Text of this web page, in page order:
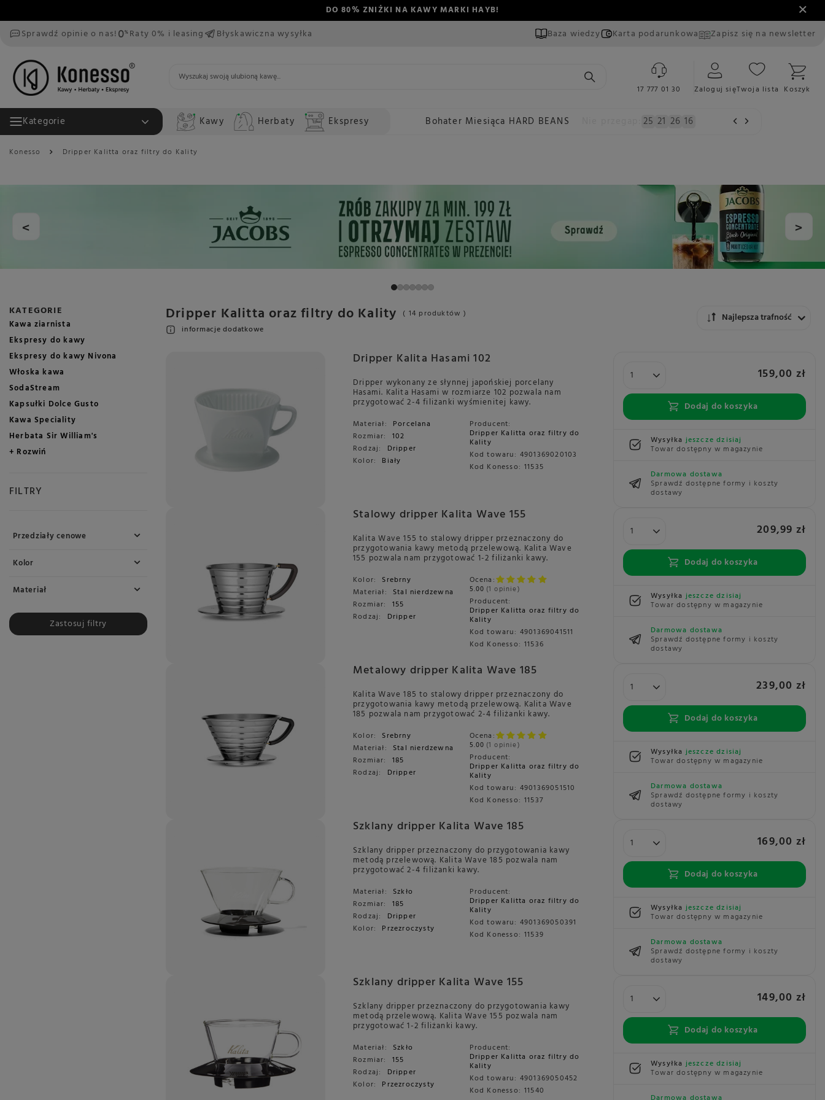
DO 80% ZNIŻKI NA KAWY MARKI HAYB!
Sprawdź opinie o nas!
Raty 0% i leasing Błyskawiczna wysyłka Baza wiedzy Karta podarunkowa Zapisz się na newsletter
17 777 01 30 Zaloguj sięTwoja lista Koszyk
Kategorie Kawy Herbaty Ekspresy Bohater Miesiąca HARD BEANS 25 21 26 15
Konesso Dripper Kalitta oraz filtry do Kality
< >
KATEGORIE
Kawa ziarnista
Ekspresy do kawy
Ekspresy do kawy Nivona
Włoska kawa
SodaStream
Kapsułki Dolce Gusto
Kawa Speciality
Herbata Sir William's
+ Rozwiń
FILTRY
Przedziały cenowe
Kolor
Materiał
Zastosuj filtry
Dripper Kalitta oraz filtry do Kality ( 14 produktów )
informacje dodatkowe
Zmień sortowanie
Najlepsza trafność
Dripper Kalita Hasami 102
Dripper wykonany ze słynnej japońskiej porcelany
Hasami. Kalita Hasami w rozmiarze 102 pozwala nam
przygotować 2-4 filiżanki wyśmienitej kawy.
Materiał: Porcelana
Rozmiar: 102
Rodzaj:
Dripper
Kolor: Biały
Producent:
Dripper Kalitta oraz filtry do
Kality
Kod towaru: 4901369020103
Kod Konesso: 11535
159,00 zł
Dodaj do koszyka
Wysyłkajeszcze dzisiaj
Towar dostępny w magazynie
Darmowa dostawa
Sprawdź dostępne formy i koszty
dostawy
Stalowy dripper Kalita Wave 155
Kalita Wave 155 to stalowy dripper przeznaczony do
przygotowania kawy metodą przelewową. Kalita Wave
155 pozwala nam przygotować 1-2 filiżanki kawy.
Kolor: Srebrny
Materiał: Stal nierdzewna
Rozmiar: 155
Rodzaj:
Dripper
Ocena:
5.00 1 opinie
Producent:
Dripper Kalitta oraz filtry do
Kality
Kod towaru: 4901369041511
Kod Konesso: 11536
209,99 zł
Dodaj do koszyka
Wysyłkajeszcze dzisiaj
Towar dostępny w magazynie
Darmowa dostawa
Sprawdź dostępne formy i koszty
dostawy
Metalowy dripper Kalita Wave 185
Kalita Wave 185 to stalowy dripper przeznaczony do
przygotowania kawy metodą przelewową. Kalita Wave
185 pozwala nam przygotować 2-4 filiżanki kawy.
Kolor: Srebrny
Materiał: Stal nierdzewna
Rozmiar: 185
Rodzaj:
Dripper
Ocena:
5.00 1 opinie
Producent:
Dripper Kalitta oraz filtry do
Kality
Kod towaru: 4901369051510
Kod Konesso: 11537
239,00 zł
Dodaj do koszyka
Wysyłkajeszcze dzisiaj
Towar dostępny w magazynie
Darmowa dostawa
Sprawdź dostępne formy i koszty
dostawy
Szklany dripper Kalita Wave 185
Szklany dripper przeznaczony do przygotowania kawy
metodą przelewową. Kalita Wave 185 pozwala nam
przygotować 2-4 filiżanki kawy.
Materiał: Szkło
Rozmiar: 185
Rodzaj:
Dripper
Kolor: Przezroczysty
Producent:
Dripper Kalitta oraz filtry do
Kality
Kod towaru: 4901369050391
Kod Konesso: 11539
169,00 zł
Dodaj do koszyka
Wysyłkajeszcze dzisiaj
Towar dostępny w magazynie
Darmowa dostawa
Sprawdź dostępne formy i koszty
dostawy
Szklany dripper Kalita Wave 155
Szklany dripper przeznaczony do przygotowania kawy
metodą przelewową. Kalita Wave 155 pozwala nam
przygotować 1-2 filiżanki kawy.
Materiał: Szkło
Rozmiar: 155
Rodzaj:
Dripper
Kolor: Przezroczysty
Producent:
Dripper Kalitta oraz filtry do
Kality
Kod towaru: 4901369050452
Kod Konesso: 11540
149,00 zł
Dodaj do koszyka
Wysyłkajeszcze dzisiaj
Towar dostępny w magazynie